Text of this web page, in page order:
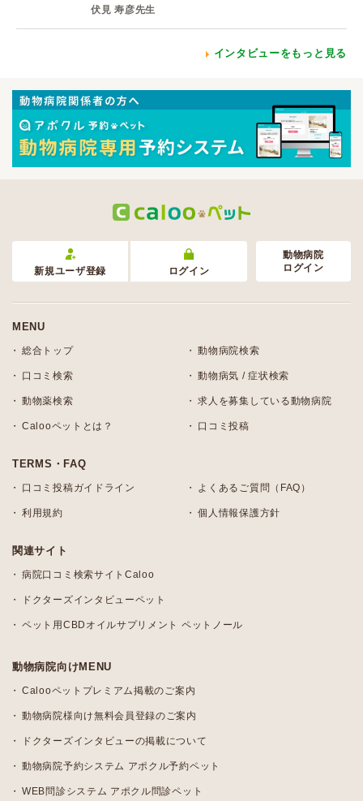
伏見 寿彦先生
インタビューをもっと見る
新規ユーザ登録 ログイン
動物病院
ログイン
MENU
総合トップ 動物病院検索
口コミ検索 動物病気 / 症状検索
動物薬検索 求人を募集している動物病院
Calooペットとは？ 口コミ投稿
TERMS・FAQ
口コミ投稿ガイドライン よくあるご質問（FAQ）
利用規約 個人情報保護方針
関連サイト
病院口コミ検索サイトCaloo
ドクターズインタビューペット
ペット用CBDオイルサプリメント ペットノール
動物病院向けMENU
Calooペットプレミアム掲載のご案内
動物病院様向け無料会員登録のご案内
ドクターズインタビューの掲載について
動物病院予約システム アポクル予約ペット
WEB問診システム アポクル問診ペット